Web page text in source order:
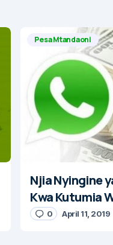
Pesa Mtandaoni
Njia Nyingine
Kwa Kutumia
0 April 11, 2019